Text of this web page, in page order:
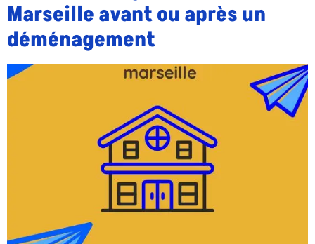
Marseille avant ou après un
déménagement